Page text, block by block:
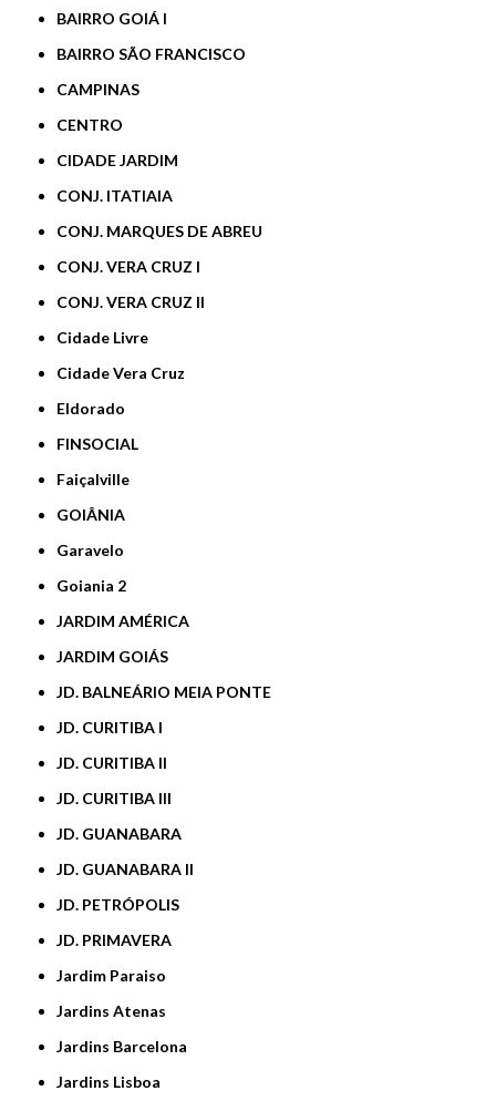
BAIRRO GOIÁ I
BAIRRO SÃO FRANCISCO
CAMPINAS
CENTRO
CIDADE JARDIM
CONJ. ITATIAIA
CONJ. MARQUES DE ABREU
CONJ. VERA CRUZ I
CONJ. VERA CRUZ II
Cidade Livre
Cidade Vera Cruz
Eldorado
FINSOCIAL
Faiçalville
GOIÂNIA
Garavelo
Goiania 2
JARDIM AMÉRICA
JARDIM GOIÁS
JD. BALNEÁRIO MEIA PONTE
JD. CURITIBA I
JD. CURITIBA II
JD. CURITIBA III
JD. GUANABARA
JD. GUANABARA II
JD. PETRÓPOLIS
JD. PRIMAVERA
Jardim Paraiso
Jardins Atenas
Jardins Barcelona
Jardins Lisboa